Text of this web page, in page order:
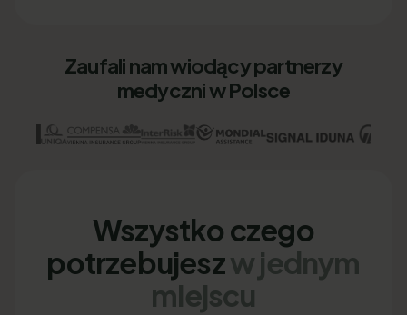
Zaufali nam wiodący partnerzy
medyczni w Polsce
Wszystko czego
potrzebujeszw jednym
miejscu